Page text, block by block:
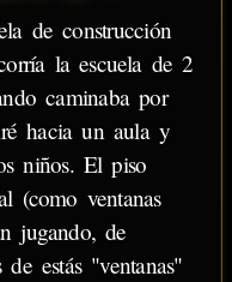
de construcción
la escuela de 2
caminaba por
hacia un aula y
niños. El piso
(como ventanas
jugando, de
estás "ventanas"